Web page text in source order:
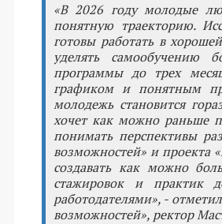
«В 2026 году молодые
понятную траекторию.
готовы работать в
уделять самообучению
программы до трех
графиком и понятным
молодежь становится
хочет как можно раньше
понимать перспективы
возможностей» и проекта
создавать как можно
стажировок и практик
работодателями», -
возможностей», ректор